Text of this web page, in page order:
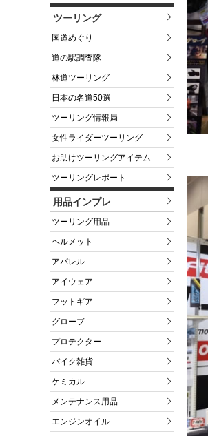
ツーリング
国道めぐり
道の駅調査隊
林道ツーリング
日本の名道50選
ツーリング情報局
女性ライダーツーリング
お助けツーリングアイテム
ツーリングレポート
用品インプレ
ツーリング用品
ヘルメット
アパレル
アイウェア
フットギア
グローブ
プロテクター
バイク雑貨
ケミカル
メンテナンス用品
エンジンオイル